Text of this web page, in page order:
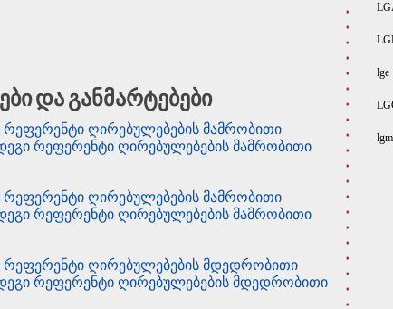
და განმარტებები
რეფერენტი ღირებულებების მამრობითი
რეფერენტი ღირებულებების მამრობითი
რეფერენტი ღირებულებების მამრობითი
რეფერენტი ღირებულებების მამრობითი
რეფერენტი ღირებულებების მდედრობითი
რეფერენტი ღირებულებების მდედრობითი
lge
lgm